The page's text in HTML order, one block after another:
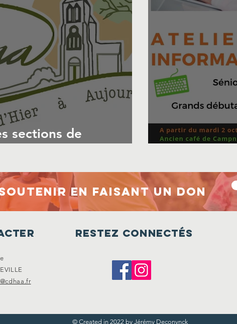
sections de
en faisant un don
Restez connectés
© Created in 2022 by Jérémy Deconynck